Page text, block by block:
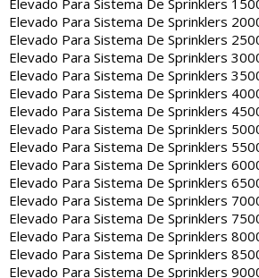
Elevado Para Sistema De Sprinklers
Elevado Para Sistema De Sprinklers
Elevado Para Sistema De Sprinklers
Elevado Para Sistema De Sprinklers
Elevado Para Sistema De Sprinklers
Elevado Para Sistema De Sprinklers
Elevado Para Sistema De Sprinklers
Elevado Para Sistema De Sprinklers
Elevado Para Sistema De Sprinklers
Elevado Para Sistema De Sprinklers
Elevado Para Sistema De Sprinklers
Elevado Para Sistema De Sprinklers
Elevado Para Sistema De Sprinklers
Elevado Para Sistema De Sprinklers
Elevado Para Sistema De Sprinklers
Elevado Para Sistema De Sprinklers